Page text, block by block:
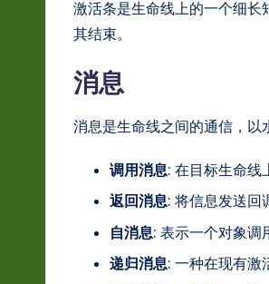
In
激活条是生命线上的一个细
其结束。
消息
消息是生命线之间的通信，以
调用消息: 在目标生命线
返回消息: 将信息发送回
自消息: 表示一个对象调
递归消息: 一种在现有激